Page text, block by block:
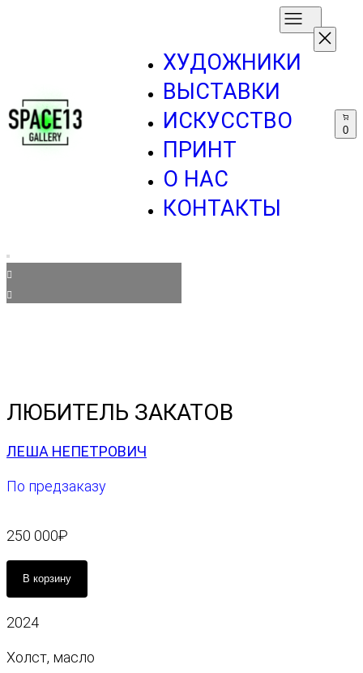
ХУДОЖНИКИ
ВЫСТАВКИ
ИСКУССТВО
ПРИНТ
О НАС
КОНТАКТЫ
0
ЛЮБИТЕЛЬ ЗАКАТОВ
ЛЕША НЕПЕТРОВИЧ
По предзаказу
250 000₽
и
ч
В корзину
2024
Холст, масло